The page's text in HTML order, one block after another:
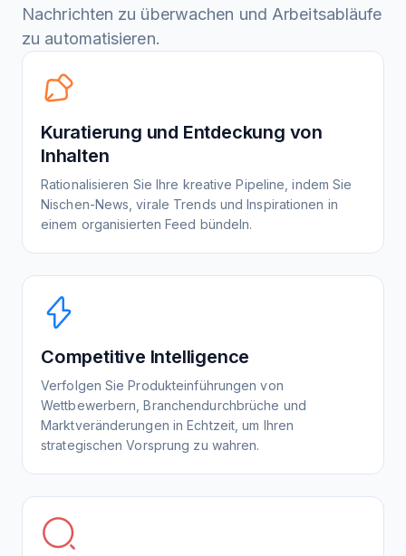
Nachrichten zu überwachen und Arbeitsabläufe
zu automatisieren.
Kuratierung und Entdeckung von
Inhalten
Rationalisieren Sie Ihre kreative Pipeline, indem Sie
Nischen-News, virale Trends und Inspirationen in
einem organisierten Feed bündeln.
Competitive Intelligence
Verfolgen Sie Produkteinführungen von
Wettbewerbern, Branchendurchbrüche und
Marktveränderungen in Echtzeit, um Ihren
strategischen Vorsprung zu wahren.